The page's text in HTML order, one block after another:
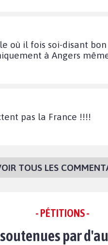
où il fois soi-disant
à Angers
pas la France !!!!
TOUS LES
- PÉTITIONS -
par